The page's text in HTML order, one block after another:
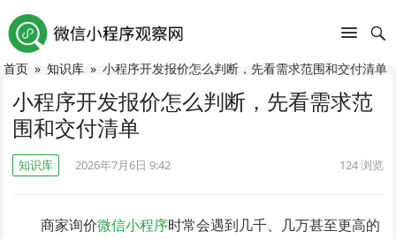
首页 » 知识库 » 小程序开发报价怎么判断，先看需求范围和交付清单
小程序开发报价怎么判断，先看需求范
围和交付清单
知识库 2026年7月6日 9:42 124浏览
商家询价微信小程序时常会遇到几千、几万甚至更高的